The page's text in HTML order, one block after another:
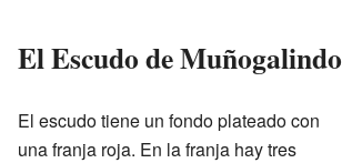
El Escudo de Muñogalindo
El escudo tiene un fondo plateado con
una franja roja. En la franja hay tres